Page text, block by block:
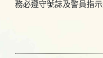
務必遵守號誌及警員指示